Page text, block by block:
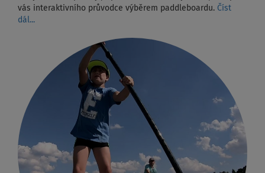
vás interaktivního průvodce výběrem paddleboardu. Číst
dál...